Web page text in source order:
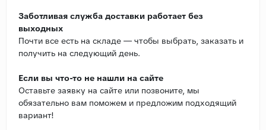
Заботливая служба доставки работает без
выходных
Почти все есть на складе — чтобы выбрать, заказать и
получить на следующий день.
Если вы что-то не нашли на сайте
Оставьте заявку на сайте или позвоните, мы
обязательно вам поможем и предложим подходящий
вариант!